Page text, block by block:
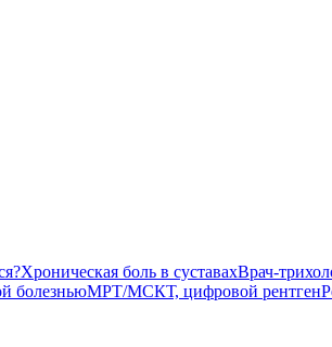
Хроническая боль в суставахВрач-
болезньюМРТ/МСКТ, цифровой рентген